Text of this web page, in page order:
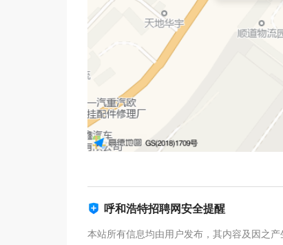
呼和浩特招聘网安全提醒
本站所有信息均由用户发布，其内容及因之